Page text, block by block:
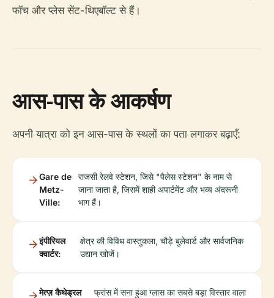
फॉच और प्लेस सेंट-थिएबॉल्ट से हैं।
आस-पास के आकर्षण
अपनी यात्रा को इन आस-पास के स्थलों का पता लगाकर बढ़ाएँ:
Gare de
Metz-
Ville:
राजसी रेलवे स्टेशन, जिसे "पैलेस स्टेशन" के नाम से
जाना जाता है, जिसमें शाही अपार्टमेंट और भव्य अंदरूनी
भाग हैं।
इंपीरियल
क्वार्टर:
क्षेत्र की विविध वास्तुकला, चौड़े बुलेवार्ड और सार्वजनिक
उद्यान खोजें।
मेत्ज़ कैथेड्रल
फ्रांस में सना हुआ ग्लास का सबसे बड़ा विस्तार वाला